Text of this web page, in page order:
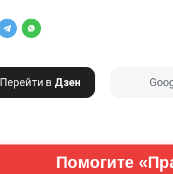
Перейти в Дзен
Помогите